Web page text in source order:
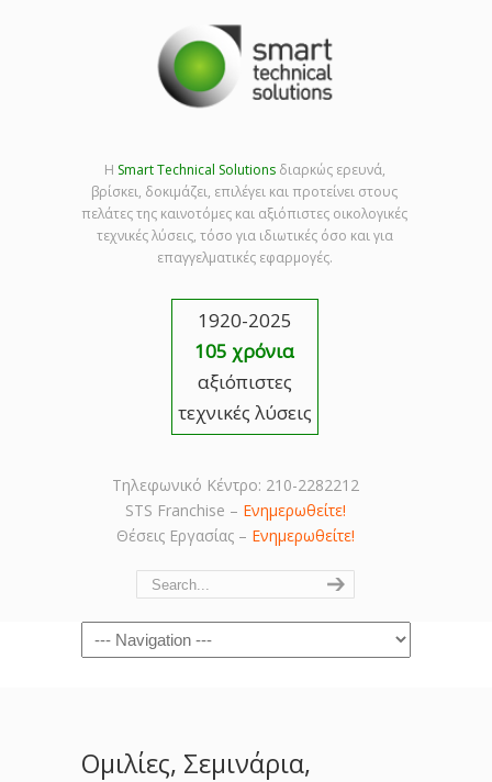
Η Smart Technical Solutionsδιαρκώς ερευνά,
βρίσκει, δοκιμάζει, επιλέγει και προτείνει στους
πελάτες της καινοτόμες και αξιόπιστες οικολογικές
τεχνικές λύσεις, τόσο για ιδιωτικές όσο και για
επαγγελματικές εφαρμογές.
1920-2025
105 χρόνια
αξιόπιστες
τεχνικές λύσεις
Τηλεφωνικό Κέντρο: 210-2282212
STS Franchise – Ενημερωθείτε!
Θέσεις Εργασίας – Ενημερωθείτε!
Navigation
Ομιλίες, Σεμινάρια,